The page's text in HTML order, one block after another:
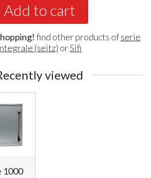
Add to cart
find other products ofserie
(seitz) orSifi
viewed
1000